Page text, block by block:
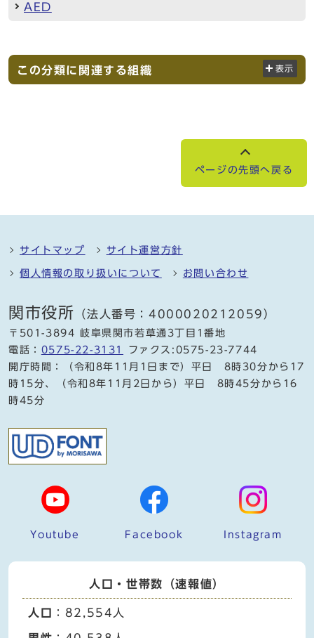
AED
この分類に関連する組織 表示
ページの先頭へ戻る
サイトマップ サイト運営方針
個人情報の取り扱いについて お問い合わせ
関市役所 （法人番号：4000020212059）
〒501-3894 岐阜県関市若草通3丁目1番地
電話： 0575-22-3131
ファクス:0575-23-7744
開庁時間：（令和8年11月1日まで）平日 8時30分から17
時15分、（令和8年11月2日から）平日 8時45分から16
時45分
Youtube Facebook Instagram
人口・世帯数（速報値）
人口 ：82,554人